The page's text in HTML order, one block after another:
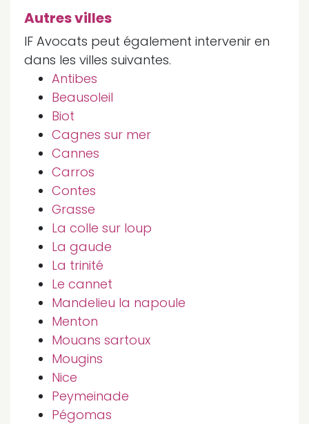
Autres villes
IF Avocats peut également intervenir en
dans les villes suivantes.
Antibes
Beausoleil
Biot
Cagnes sur mer
Cannes
Carros
Contes
Grasse
La colle sur loup
La gaude
La trinité
Le cannet
Mandelieu la napoule
Menton
Mouans sartoux
Mougins
Nice
Peymeinade
Pégomas